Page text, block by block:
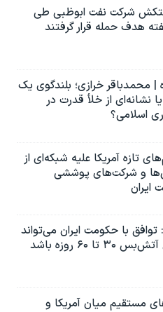
شرکت نفت ابوظبی طی
هدف حمله قرار گرفتند
| محمدباقر خرازی؛ بلندگوی یک
نشانه‌ای از خلأ قدرت در
اسلامی؟
تازه آمریکا علیه شبکه‌ای از
و شرکت‌های پوششی
ایران
با حکومت ایران می‌تواند
تا ۶۰ روزه باشد
مستقیم میان آمریکا و